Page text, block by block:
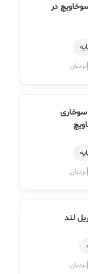
در
نردبان
نردبان
لند
نردبان